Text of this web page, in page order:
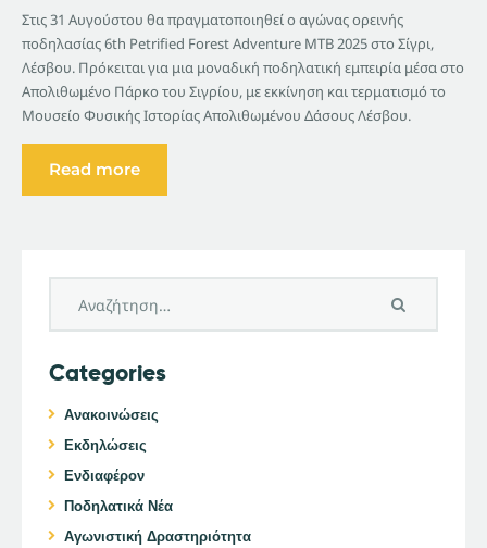
Στις 31 Αυγούστου θα πραγματοποιηθεί ο αγώνας ορεινής
ποδηλασίας 6th Petrified Forest Adventure MTB 2025 στο Σίγρι,
Λέσβου. Πρόκειται για μια μοναδική ποδηλατική εμπειρία μέσα στο
Απολιθωμένο Πάρκο του Σιγρίου, με εκκίνηση και τερματισμό το
Μουσείο Φυσικής Ιστορίας Απολιθωμένου Δάσους Λέσβου.
Read more
Categories
Ανακοινώσεις
Εκδηλώσεις
Ενδιαφέρον
Ποδηλατικά Νέα
Αγωνιστική Δραστηριότητα